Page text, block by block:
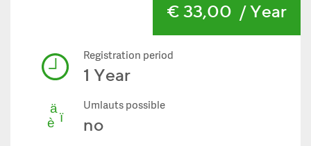
€ 33,00 / Year
Registration period
1 Year
Umlauts possible
no